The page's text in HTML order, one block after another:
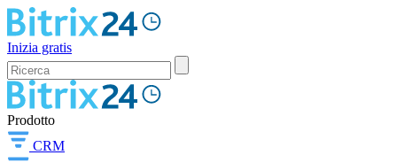
Inizia gratis
Prodotto
CRM